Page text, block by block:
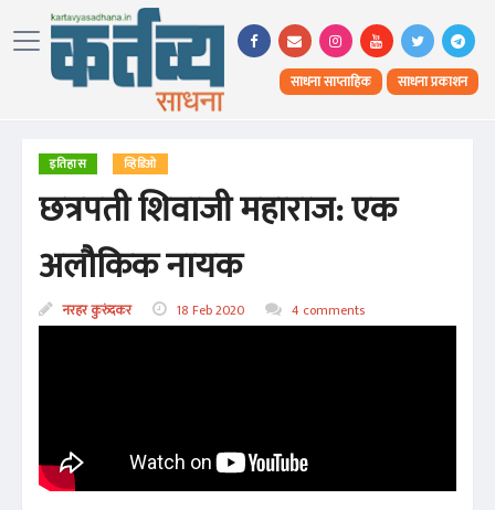
साधना साप्ताहिक साधना प्रकाशन
इतिहास व्हिडिओ
छत्रपती शिवाजी महाराज: एक
अलौकिक नायक
नरहर कुरुंदकर 18 Feb 2020 4 comments